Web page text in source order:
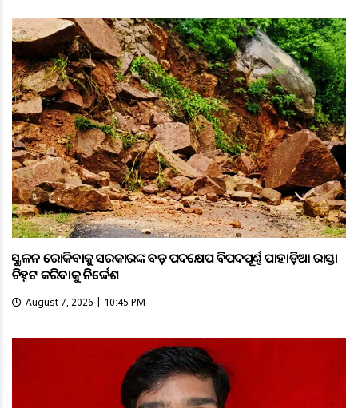
ଭୂସ୍ଖଳନ ରୋକିବାକୁ ସରକାରଙ୍କ ବଡ଼ ପଦକ୍ଷେପ ବିପଦପୂର୍ଣ୍ଣ ପାହାଡ଼ିଆ ରାସ୍ତା
ଚିହ୍ନଟ କରିବାକୁ ନିର୍ଦ୍ଦେଶ
August 7, 2026 | 10:45 PM